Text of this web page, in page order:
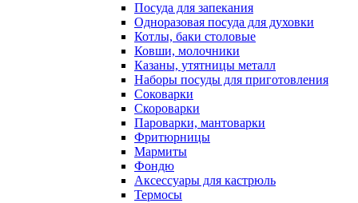
Посуда для запекания
Одноразовая посуда для духовки
Котлы, баки столовые
Ковши, молочники
Казаны, утятницы металл
Наборы посуды для приготовления
Соковарки
Скороварки
Пароварки, мантоварки
Фритюрницы
Мармиты
Фондю
Аксессуары для кастрюль
Термосы